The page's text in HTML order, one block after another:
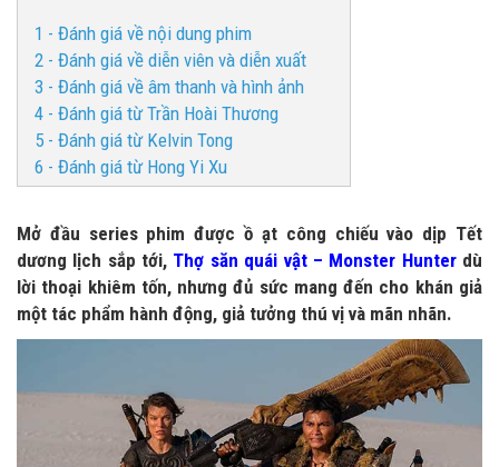
1 - Đánh giá về nội dung phim
2 - Đánh giá về diễn viên và diễn xuất
3 - Đánh giá về âm thanh và hình ảnh
4 - Đánh giá từ Trần Hoài Thương
5 - Đánh giá từ Kelvin Tong
6 - Đánh giá từ Hong Yi Xu
Mở đầu series phim được ồ ạt công chiếu vào dịp Tết
dương lịch sắp tới, Thợ săn quái vật – Monster Hunterdù
lời thoại khiêm tốn, nhưng đủ sức mang đến cho khán giả
một tác phẩm hành động, giả tưởng thú vị và mãn nhãn.